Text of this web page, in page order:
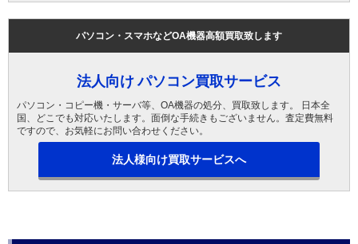
パソコン・スマホなどOA機器高額買取致します
法人向け パソコン買取サービス
パソコン・コピー機・サーバ等、OA機器の処分、買取致します。 日本全
国、どこでも対応いたします。面倒な手続きもございません。査定費無料
ですので、お気軽にお問い合わせください。
法人様向け買取サービスへ